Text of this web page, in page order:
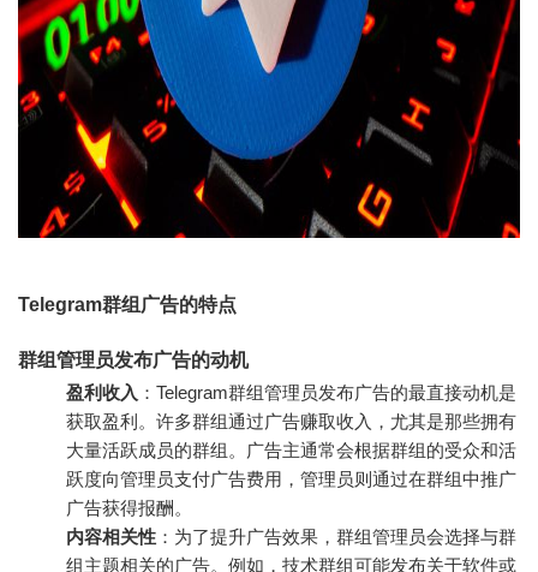
Telegram群组广告的特点
群组管理员发布广告的动机
盈利收入 ：Telegram群组管理员发布广告的最直接动机是
获取盈利。许多群组通过广告赚取收入，尤其是那些拥有
大量活跃成员的群组。广告主通常会根据群组的受众和活
跃度向管理员支付广告费用，管理员则通过在群组中推广
广告获得报酬。
内容相关性 ：为了提升广告效果，群组管理员会选择与群
组主题相关的广告。例如，技术群组可能发布关于软件或